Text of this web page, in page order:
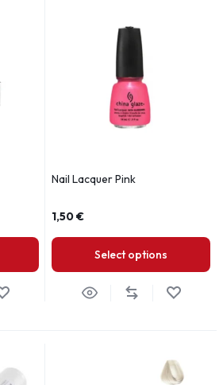
Nail Lacquer Pink
1,50€
Select options